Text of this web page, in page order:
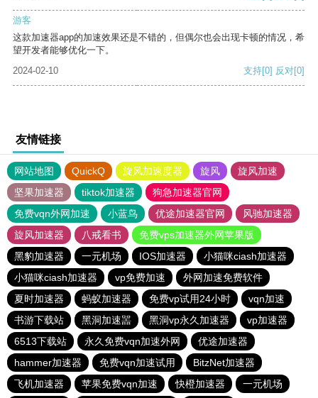
游客
这款加速器app的加速效果还是不错的，但偶尔也会出现卡顿的情况，希
望开发者能够优化一下。
2024-02-10
支持[0] 反对[0]
友情链接
网站地图 QuickQ 旋风加速度器 旋风
旋风加速
坚果加速器
tiktok加速器
狗急加速器官网
免费vqn外网加速
小蓝鸟 优途加速器官网
风驰加速器
旋风加速器
八戒看书
免费vps加速器外网苹果版
黑豹加速器
一元机场 IOS加速器
小猫咪ciash加速器
小猫咪ciash加速器
vp免费加速
外网加速免费软件
夏时加速器
蚂蚁加速器 免费vp试用24小时
vqn加速
书游下载站
黑洞加速噐 黑洞vp永久加速器
vp加速器
6513下载站
永久免费vqn加速外网
优途加速器
hammer加速器
免费vqn加速试用
BitzNet加速器
飞机加速器
苹果免费vqn加速 快橙加速器 一元机场